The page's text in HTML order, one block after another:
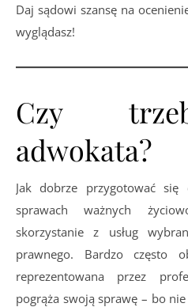
Daj sądowi szansę na
wyglądasz!
Czy
adwokata?
Jak dobrze przygotować
sprawach ważnych
skorzystanie z usług
prawnego. Bardzo często
reprezentowana przez
pogrąża swoją sprawę – bo